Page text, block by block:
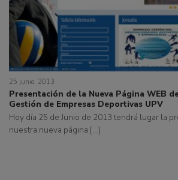
25 junio, 2013
Presentación de la Nueva Página WEB
Gestión de Empresas Deportivas UPV
Hoy día 25 de Junio de 2013 tendrá lugar la
nuestra nueva página [...]